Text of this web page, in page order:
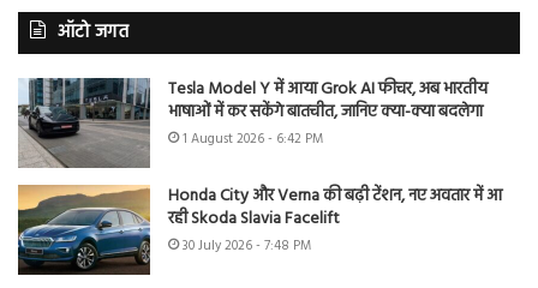
ऑटो जगत
Tesla Model Y में आया Grok AI फीचर, अब भारतीय
भाषाओं में कर सकेंगे बातचीत, जानिए क्या-क्या बदलेगा
1 August 2026 - 6:42 PM
Honda City और Verna की बढ़ी टेंशन, नए अवतार में आ
रही Skoda Slavia Facelift
30 July 2026 - 7:48 PM